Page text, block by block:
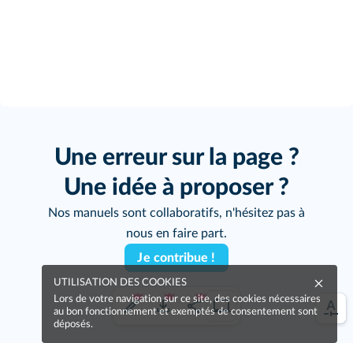
Une erreur sur la page ?
Une idée à proposer ?
Nos manuels sont collaboratifs, n'hésitez pas à
nous en faire part.
Je contribue !
UTILISATION DES COOKIES
Lors de votre navigation sur ce site, des cookies nécessaires
au bon fonctionnement et exemptés de consentement sont
déposés.